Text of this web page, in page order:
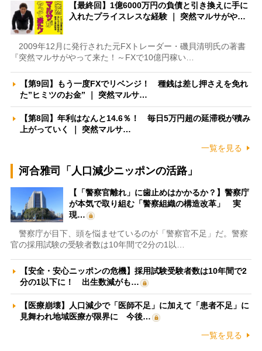
【最終回】1億6000万円の負債と引き換えに手に
入れたプライスレスな経験 ｜ 突然マルサがや…
2009年12月に発行された元FXトレーダー・磯貝清明氏の著書
『突然マルサがやって来た！～FXで10億円稼い…
【第9回】もう一度FXでリベンジ！ 種銭は差し押さえを免れ
た”ヒミツのお金” ｜ 突然マルサ…
【第8回】年利はなんと14.6％！ 毎日5万円超の延滞税が積み
上がっていく ｜ 突然マルサ…
一覧を見る
河合雅司「人口減少ニッポンの活路」
【「警察官離れ」に歯止めはかかるか？】警察庁
が本気で取り組む「警察組織の構造改革」 実
現…
警察庁が目下、頭を悩ませているのが「警察官不足」だ。警察
官の採用試験の受験者数は10年間で2分の1以…
【安全・安心ニッポンの危機】採用試験受験者数は10年間で2
分の1以下に！ 出生数減がも…
【医療崩壊】人口減少で「医師不足」に加えて「患者不足」に
見舞われ地域医療が限界に 今後…
一覧を見る